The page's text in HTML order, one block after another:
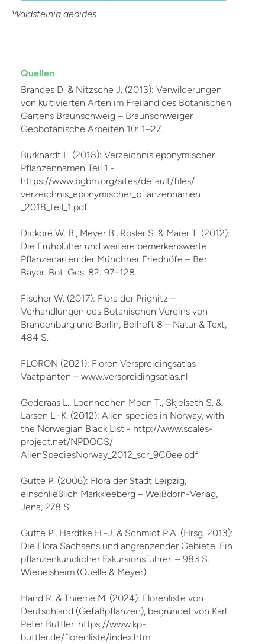
Waldsteinia geoides
Quellen
Brandes D. & Nitzsche J. (2013): Verwilderungen
von kultivierten Arten im Freiland des Botanischen
Gartens Braunschweig – Braunschweiger
Geobotanische Arbeiten 10: 1–27.
Burkhardt L. (2018): Verzeichnis eponymischer
Pflanzennamen Teil 1 -
https://www.bgbm.org/sites/default/files/
verzeichnis_eponymischer_pflanzennamen
_2018_teil_1.pdf
Dickoré W. B., Meyer B., Rösler S. & Maier T. (2012):
Die Frühblüher und weitere bemerkenswerte
Pflanzenarten der Münchner Friedhöfe – Ber.
Bayer. Bot. Ges. 82: 97–128.
Fischer W. (2017): Flora der Prignitz –
Verhandlungen des Botanischen Vereins von
Brandenburg und Berlin, Beiheft 8 – Natur & Text,
484 S.
FLORON (2021): Floron Verspreidingsatlas
Vaatplanten – www.verspreidingsatlas.nl
Gederaas L., Loennechen Moen T., Skjelseth S. &
Larsen L.-K. (2012): Alien species in Norway, with
the Norwegian Black List - http://www.scales-
project.net/NPDOCS/
AlienSpeciesNorway_2012_scr_9C0ee.pdf
Gutte P. (2006): Flora der Stadt Leipzig,
einschließlich Markkleeberg – Weißdorn-Verlag,
Jena, 278 S.
Gutte P., Hardtke H.-J. & Schmidt P.A. (Hrsg. 2013):
Die Flora Sachsens und angrenzender Gebiete. Ein
pflanzenkundlicher Exkursionsführer. – 983 S.
Wiebelsheim (Quelle & Meyer).
Hand R. & Thieme M. (2024): Florenliste von
Deutschland (Gefäßpflanzen), begründet von Karl
Peter Buttler. https://www.kp-
buttler.de/florenliste/index.htm